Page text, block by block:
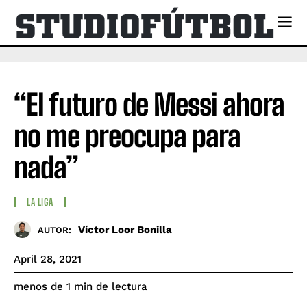
“El futuro de Messi ahora
no me preocupa para
nada”
LA LIGA
AUTOR: Víctor Loor Bonilla
April 28, 2021
menos de 1 min de lectura